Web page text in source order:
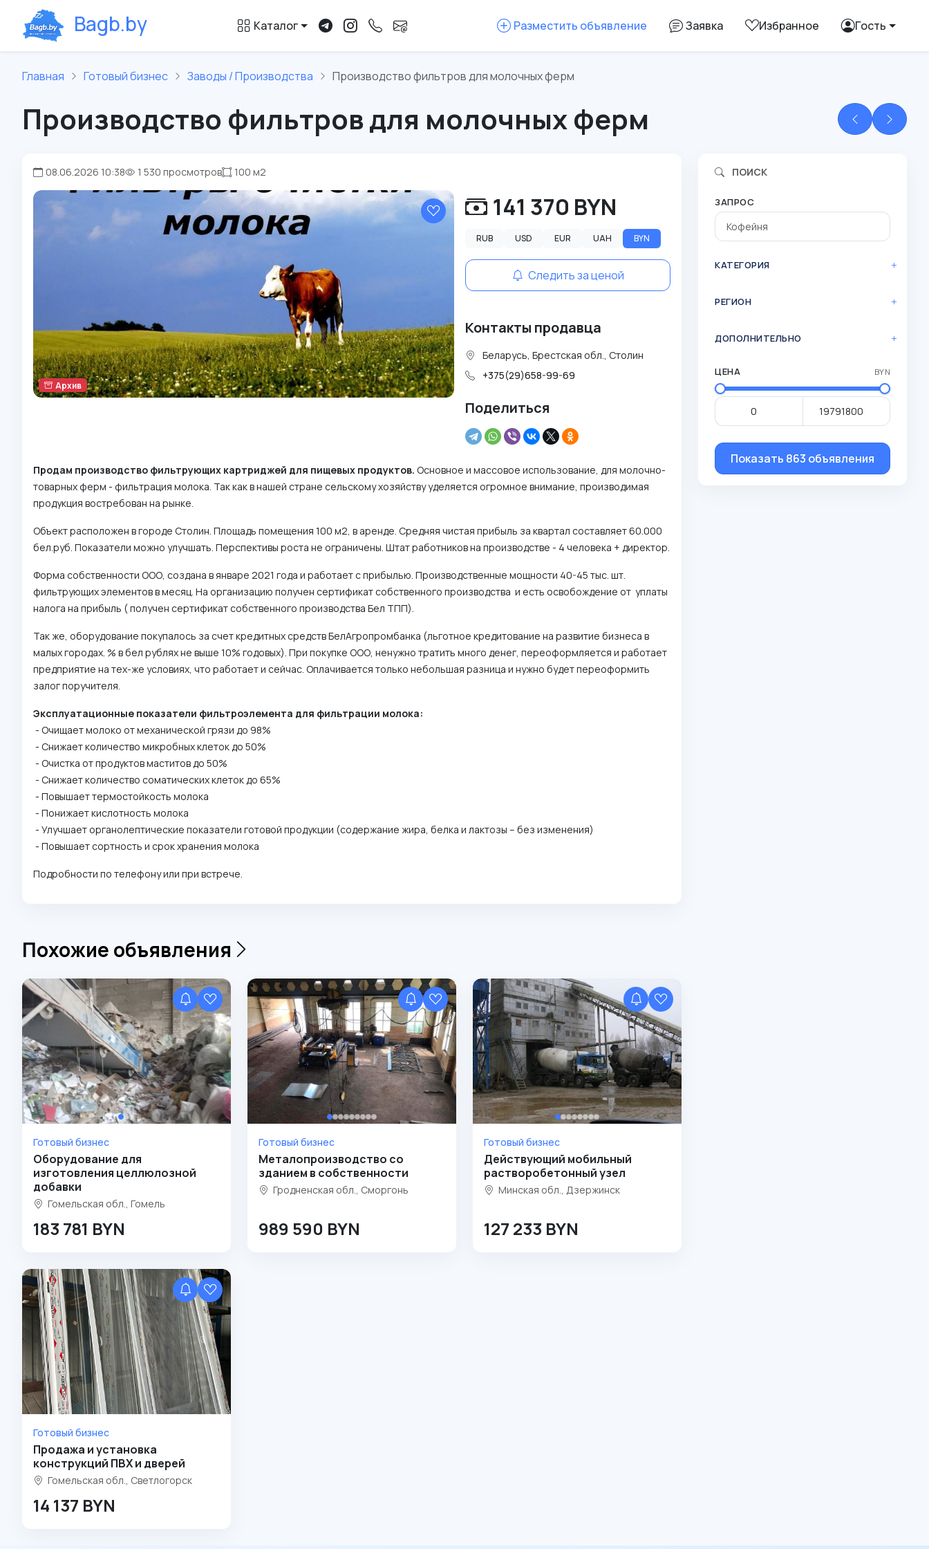
Bagb.by Каталог Разместить объявление Заявка Избранное Гость
Главная Готовый бизнес Заводы / Производства Производство фильтров для молочных ферм
Производство фильтров для молочных ферм
ЗАПРОС
КАТЕГОРИЯ
РЕГИОН
ДОПОЛНИТЕЛЬНО
ЦЕНА BYN
Показать 863 объявления
ПОИСК
08.06.2026 10:38 1 530 просмотров 100 м2
Архив
141 370 BYN
RUB USD EUR UAH BYN
Следить за ценой
Контакты продавца
Беларусь, Брестская обл., Столин
+375(29)658-99-69
Поделиться
Продам производство фильтрующих картриджей для пищевых продуктов. Основное и массовое использование, для молочно-
товарных ферм - фильтрация молока. Так как в нашей стране сельскому хозяйству уделяется огромное внимание, производимая
продукция востребован на рынке.
Объект расположен в городе Столин. Площадь помещения 100 м2, в аренде. Средняя чистая прибыль за квартал составляет 60.000
бел.руб. Показатели можно улучшать. Перспективы роста не ограничены. Штат работников на производстве - 4 человека + директор.
Форма собственности ООО, создана в январе 2021 года и работает с прибылью. Производственные мощности 40-45 тыс. шт.
фильтрующих элементов в месяц. На организацию получен сертификат собственного производства и есть освобождение от уплаты
налога на прибыль ( получен сертификат собственного производства Бел ТПП).
Так же, оборудование покупалось за счет кредитных средств БелАгропромбанка (льготное кредитование на развитие бизнеса в
малых городах. % в бел рублях не выше 10% годовых). При покупке ООО, ненужно тратить много денег, переоформляется и работает
предприятие на тех-же условиях, что работает и сейчас. Оплачивается только небольшая разница и нужно будет переоформить
залог поручителя.
Эксплуатационные показатели фильтроэлемента для фильтрации молока:
- Очищает молоко от механической грязи до 98%
- Снижает количество микробных клеток до 50%
- Очистка от продуктов маститов до 50%
- Снижает количество соматических клеток до 65%
- Повышает термостойкость молока
- Понижает кислотность молока
- Улучшает органолептические показатели готовой продукции (содержание жира, белка и лактозы – без изменения)
- Повышает сортность и срок хранения молока
Подробности по телефону или при встрече.
Похожие объявления
Готовый бизнес
Оборудование для
изготовления целлюлозной
добавки
Гомельская обл., Гомель
183 781 BYN
Готовый бизнес
Металопроизводство со
зданием в собственности
Гродненская обл., Сморгонь
989 590 BYN
Готовый бизнес
Действующий мобильный
растворобетонный узел
Минская обл., Дзержинск
127 233 BYN
Готовый бизнес
Продажа и установка
конструкций ПВХ и дверей
Гомельская обл., Светлогорск
14 137 BYN